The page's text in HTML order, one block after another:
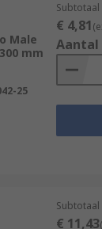
only
Male
mm
25
Subtotaal
€ 4,81
Aantal
Subtotaal
€ 11,43